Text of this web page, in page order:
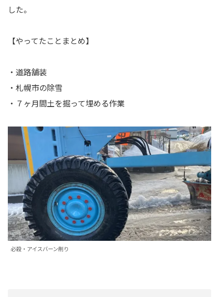
した。
【やってたことまとめ】
・道路舗装
・札幌市の除雪
・７ヶ月間土を掘って埋める作業
必殺・アイスバーン削り